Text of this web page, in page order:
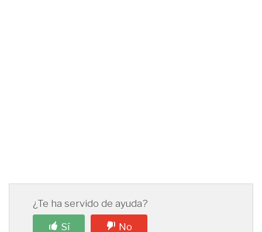
¿Te ha servido de ayuda?
Sí
No